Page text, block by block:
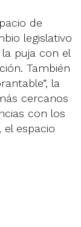
de
legislativo
puja con el
También
la
cercanos
con los
el espacio